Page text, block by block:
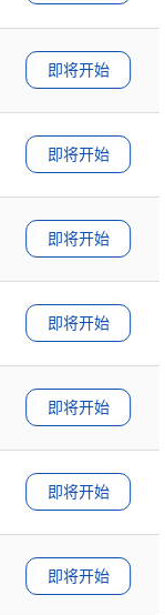
即将开始
即将开始
即将开始
即将开始
即将开始
即将开始
即将开始